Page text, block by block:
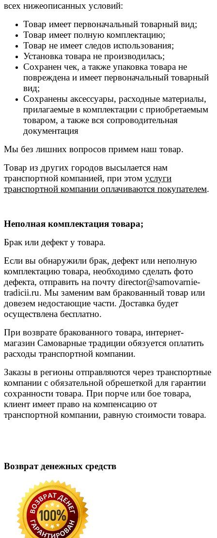
всех нижеописанных условий:
Товар имеет первоначальный товарный вид;
Товар имеет полную комплектацию;
Товар не имеет следов использования;
Установка товара не производилась;
Сохранен чек, а также упаковка товара не
повреждена и имеет первоначальный товарный
вид;
Сохранены аксессуары, расходные материалы,
прилагаемые в комплектации с приобретаемым
товаром, а также вся сопроводительная
документация
Мы без лишних вопросов примем наш товар.
Товар из других городов высылается нам
транспортной компанией, при этом услуги
транспортной компании оплачиваются покупателем.
Неполная комплектация товара;
Брак или дефект у товара.
Если вы обнаружили брак, дефект или неполную
комплектацию товара, необходимо сделать фото
дефекта, отправить на почту director@samovarnie-
tradicii.ru. Мы заменим вам бракованный товар или
довезем недостающие части. Доставка будет
осуществлена бесплатно.
При возврате бракованного товара, интернет-
магазин Самоварные традиции обязуется оплатить
расходы транспортной компании.
Заказы в регионы отправляются через транспортные
компании с обязательной обрешеткой для гарантии
сохранности товара. При порче или бое товара,
клиент имеет право на компенсацию от
транспортной компании, равную стоимости товара.
Возврат денежных средств